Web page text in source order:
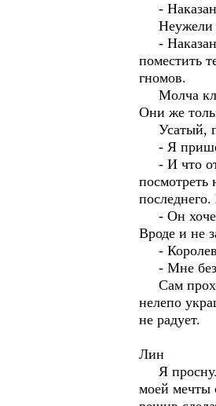
-
Неужели
-
поместить
гномов.
Молча
Они же
Усатый,
- Я пришел
- И что от
посмотреть
- Он
Вроде и не
-
- Мне без
Сам
нелепо
не радует.
Лин
Я
моей мечты